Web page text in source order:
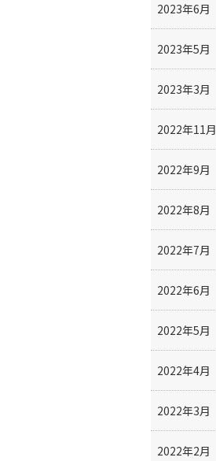
2023年6月
2023年5月
2023年3月
2022年11月
2022年9月
2022年8月
2022年7月
2022年6月
2022年5月
2022年4月
2022年3月
2022年2月